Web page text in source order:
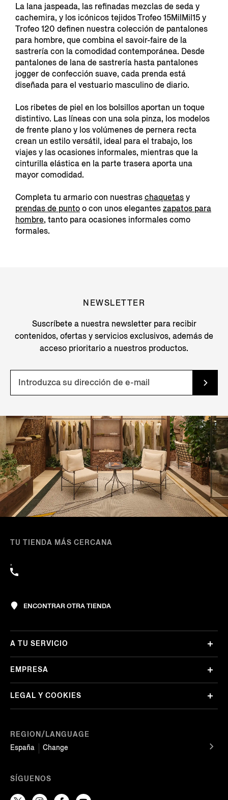
La lana jaspeada, las refinadas mezclas de seda y
cachemira, y los icónicos tejidos Trofeo 15MilMil15 y
Trofeo 120 definen nuestra colección de pantalones
para hombre, que combina el savoir-faire de la
sastrería con la comodidad contemporánea. Desde
pantalones de lana de sastrería hasta pantalones
jogger de confección suave, cada prenda está
diseñada para el vestuario masculino de diario.
Los ribetes de piel en los bolsillos aportan un toque
distintivo. Las líneas con una sola pinza, los modelos
de frente plano y los volúmenes de pernera recta
crean un estilo versátil, ideal para el trabajo, los
viajes y las ocasiones informales, mientras que la
cinturilla elástica en la parte trasera aporta una
mayor comodidad.
Completa tu armario con nuestraschaquetasy
prendas de puntoo con unos eleganteszapatos para
hombre, tanto para ocasiones informales como
formales.
NEWSLETTER
Suscríbete a nuestra newsletter para recibir
contenidos, ofertas y servicios exclusivos, además de
acceso prioritario a nuestros productos.
TU TIENDA MÁS CERCANA
,
ENCONTRAR OTRA TIENDA
REGION/LANGUAGE
España
Change
A TU SERVICIO
EMPRESA
LEGAL Y COOKIES
SÍGUENOS